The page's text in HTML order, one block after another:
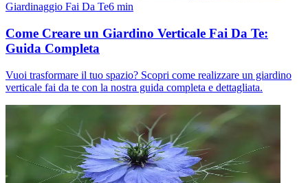
Giardinaggio Fai Da Te6 min
Come Creare un Giardino Verticale Fai Da Te:
Guida Completa
Vuoi trasformare il tuo spazio? Scopri come realizzare un giardino
verticale fai da te con la nostra guida completa e dettagliata.